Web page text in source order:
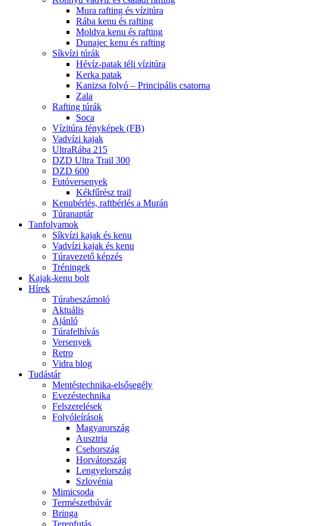
Mura rafting és vízitúra
Rába kenu és rafting
Moldva kenu és rafting
Dunajec kenu és rafting
Síkvízi túrák
Hévíz-patak téli vízitúra
Kerka patak
Kanizsa folyó – Principális csatorna
Zala
Rafting túrák
Soca
Vízitúra fényképek (FB)
Vadvízi kajak
UltraRába 215
DZD Ultra Trail 300
DZD 600
Futóversenyek
Kékfűrész trail
Kenubérlés, raftbérlés a Murán
Túranaptár
Tanfolyamok
Síkvízi kajak és kenu
Vadvízi kajak és kenu
Túravezető képzés
Tréningek
Kajak-kenu bolt
Hírek
Túrabeszámoló
Aktuális
Ajánló
Túrafelhívás
Versenyek
Retro
Vidra blog
Tudástár
Mentéstechnika-elsősegély
Evezéstechnika
Felszerelések
Folyóleírások
Magyarország
Ausztria
Csehország
Horvátország
Lengyelország
Szlovénia
Mimicsoda
Természetbúvár
Bringa
Terepfutás